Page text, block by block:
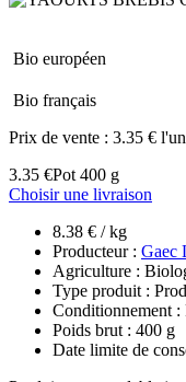
Bio européen
Bio français
Prix de vente : 3.35 €
3.35 €Pot 400 g
Choisir une livraison
8.38 € / kg
Producteur : Gaec
Agriculture :
Type produit :
Conditionnement :
Poids brut : 400 g
Date limite de